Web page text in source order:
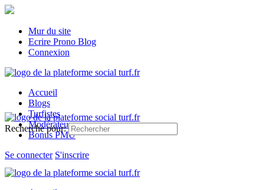
Mur du site
Ecrire Prono Blog
Connexion
Accueil
Blogs
Turfistes
Modérateurs
Bonus PMU
Se connecter S'inscrire
Recherche pour: